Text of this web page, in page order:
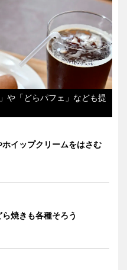
や「どらパフェ」なども提
イップクリームをはさむ
焼きも各種そろう